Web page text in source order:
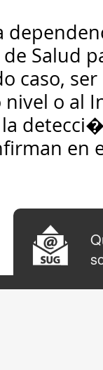
Salud
caso,
o al
en